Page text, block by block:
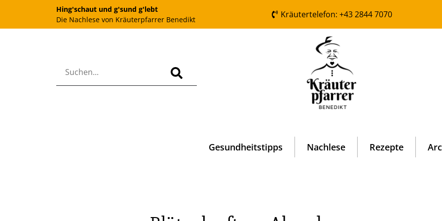
Hing'schaut und g'sund g'lebt
Die Nachlese von Kräuterpfarrer Benedikt
Kräutertelefon: +43 2844 7070
Gesundheitstipps Nachlese Rezepte